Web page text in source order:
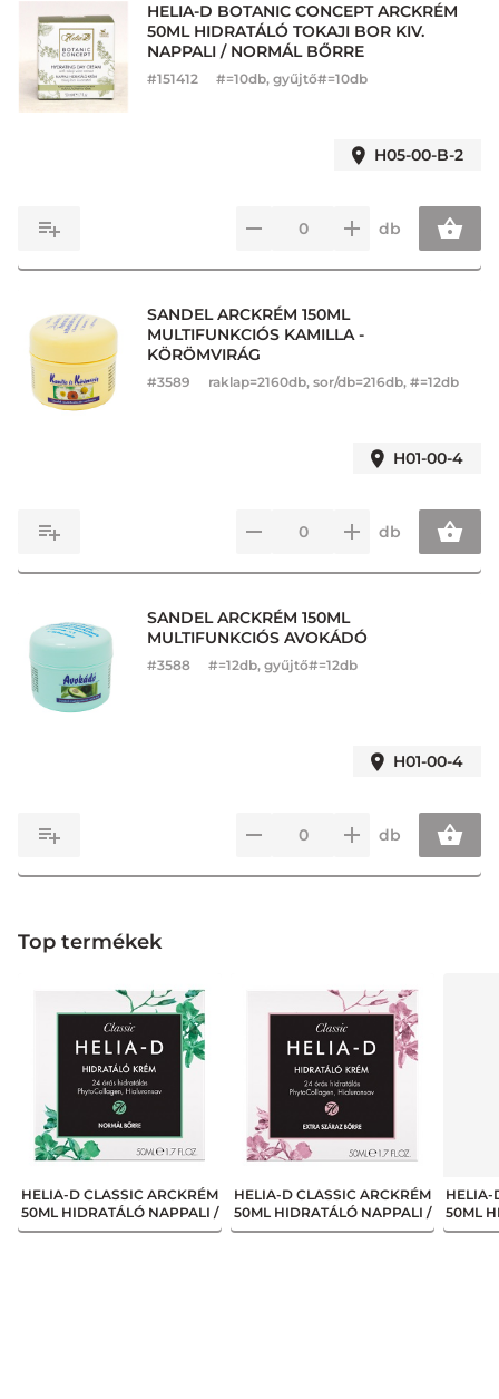
HELIA-D BOTANIC CONCEPT ARCKRÉM
50ML HIDRATÁLÓ TOKAJI BOR KIV.
NAPPALI / NORMÁL BŐRRE
#151412 #=10db, gyűjtő#=10db
H05-00-B-2
db
SANDEL ARCKRÉM 150ML
MULTIFUNKCIÓS KAMILLA -
KÖRÖMVIRÁG
#3589 raklap=2160db, sor/db=216db, #=12db
H01-00-4
db
SANDEL ARCKRÉM 150ML
MULTIFUNKCIÓS AVOKÁDÓ
#3588 #=12db, gyűjtő#=12db
H01-00-4
db
Top termékek
HELIA-D CLASSIC ARCKRÉM
50ML HIDRATÁLÓ NAPPALI /
NORMÁL BŐRRE
HELIA-D CLASSIC ARCKRÉM
50ML HIDRATÁLÓ NAPPALI /
EXTRA SZÁRAZ BŐRRE
HELIA-
50ML